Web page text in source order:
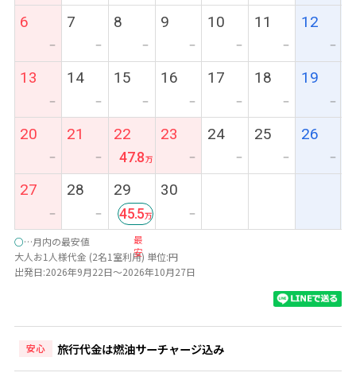
6
ー
7
ー
8
ー
9
ー
10
ー
11
ー
12
ー
13
ー
14
ー
15
ー
16
ー
17
ー
18
ー
19
ー
20
ー
21
ー
22
47.8
23
ー
24
ー
25
ー
26
ー
27
ー
28
ー
29
最
安
45.5
30
ー
○…月内の最安値
大人お1人様代金 (2名1室利用) 単位:円
出発日:2026年9月22日～2026年10月27日
安心 旅行代金は燃油サーチャージ込み